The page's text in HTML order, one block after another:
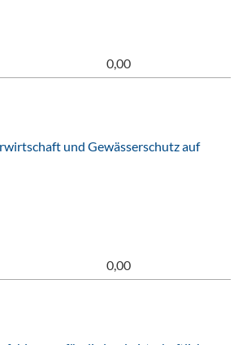
0,00
und Gewässerschutz auf
0,00